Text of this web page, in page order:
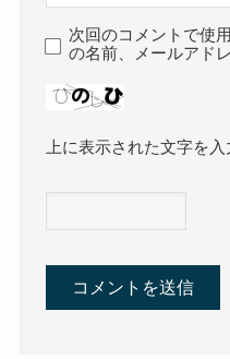
次回のコメントで使
の名前、メールアド
上に表示された文字を入